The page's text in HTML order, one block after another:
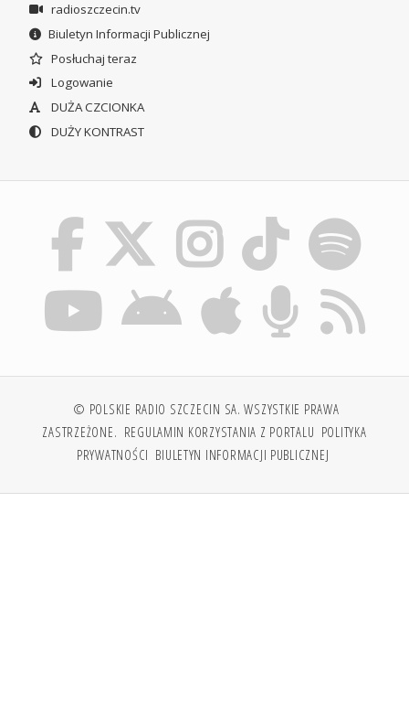
radioszczecin.tv
Biuletyn Informacji Publicznej
Posłuchaj teraz
Logowanie
DUŻA CZCIONKA
DUŻY KONTRAST
© POLSKIE RADIO SZCZECIN SA. WSZYSTKIE PRAWA
ZASTRZEŻONE. REGULAMIN KORZYSTANIA Z PORTALU POLITYKA
PRYWATNOŚCI BIULETYN INFORMACJI PUBLICZNEJ